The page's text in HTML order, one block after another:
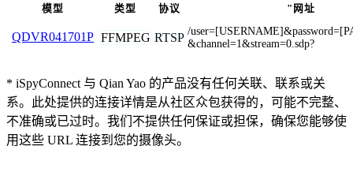
模型 类型 协议 "网址
QDVR041701P FFMPEG RTSP /
&channel=1&stream=0.sdp?
* iSpyConnect 与 Qian Yao 的产品没有任何关联、联系或关
系。此处提供的连接详情是从社区众包获得的，可能不完整、
不准确或已过时。我们不提供任何保证或担保，确保您能够使
用这些 URL 连接到您的摄像头。